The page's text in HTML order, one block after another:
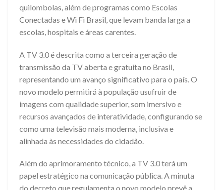
quilombolas, além de programas como Escolas
Conectadas e Wi Fi Brasil, que levam banda larga a
escolas, hospitais e áreas carentes.
A TV 3.0 é descrita como a terceira geração de
transmissão da TV aberta e gratuita no Brasil,
representando um avanço significativo para o país. O
novo modelo permitirá à população usufruir de
imagens com qualidade superior, som imersivo e
recursos avançados de interatividade, configurando se
como uma televisão mais moderna, inclusiva e
alinhada às necessidades do cidadão.
Além do aprimoramento técnico, a TV 3.0 terá um
papel estratégico na comunicação pública. A minuta
do decreto que regulamenta o novo modelo prevê a